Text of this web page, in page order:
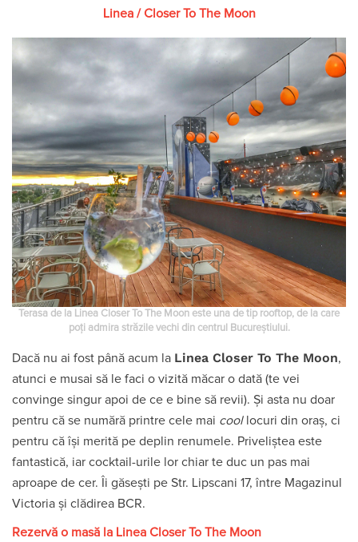
Linea / Closer To The Moon
Terasa de la Linea Closer To The Moon este una de tip rooftop, de la care
poți admira străzile vechi din centrul Bucureștiului.
Dacă nu ai fost până acum la Linea Closer To The Moon,
atunci e musai să le faci o vizită măcar o dată (te vei
convinge singur apoi de ce e bine să revii). Și asta nu doar
pentru că se numără printre cele mai cool locuri din oraș, ci
pentru că își merită pe deplin renumele. Priveliștea este
fantastică, iar cocktail-urile lor chiar te duc un pas mai
aproape de cer. Îi găsești pe Str. Lipscani 17, între Magazinul
Victoria şi clădirea BCR.
Rezervă o masă la Linea Closer To The Moon